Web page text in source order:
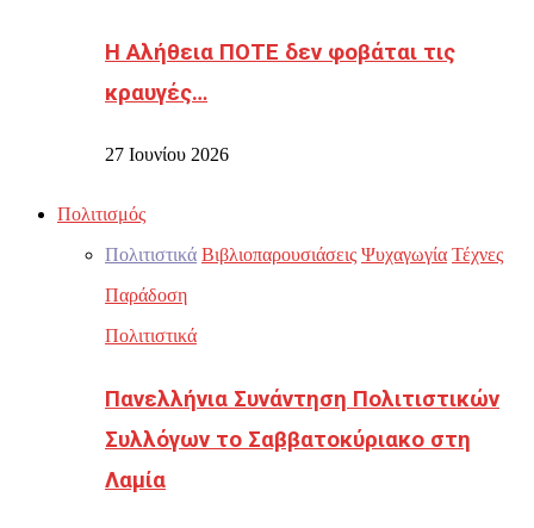
Η Αλήθεια ΠΟΤΕ δεν φοβάται τις
κραυγές…
27 Ιουνίου 2026
Πολιτισμός
Πολιτιστικά Βιβλιοπαρουσιάσεις Ψυχαγωγία Τέχνες
Παράδοση
Πολιτιστικά
Πανελλήνια Συνάντηση Πολιτιστικών
Συλλόγων το Σαββατοκύριακο στη
Λαμία